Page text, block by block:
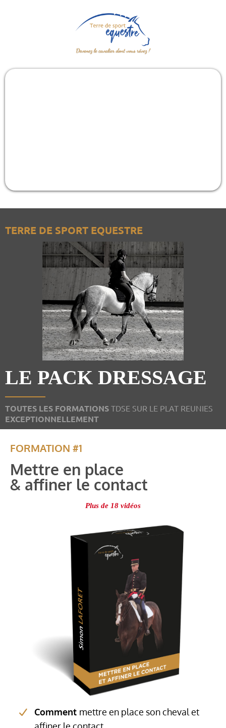
TERRE DE SPORT EQUESTRE
LE PACK DRESSAGE
TOUTES LES FORMATIONS TDSE SUR LE PLAT REUNIES
EXCEPTIONNELLEMENT
FORMATION #1
Mettre en place
& affiner le contact
Plus de 18 vidéos
Comment mettre en place son cheval et